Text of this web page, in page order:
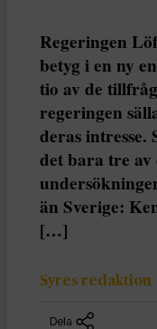
Regeringen
betyg i en ny
tio av de
regeringen
deras
det bara tre
än Sverige:
[…]
Syres redaktion
Dela